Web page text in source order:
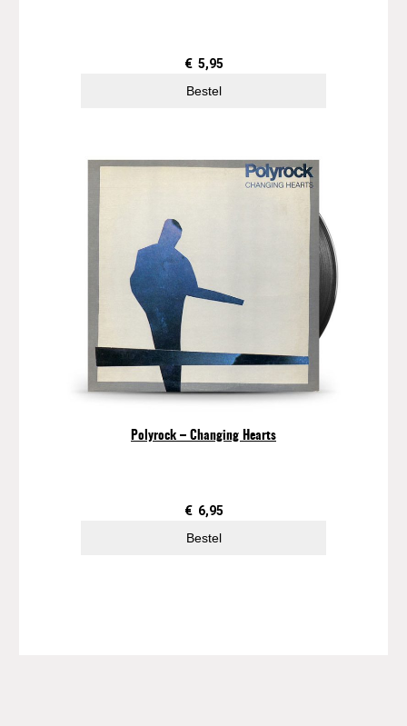
€ 5,95
Bestel
Polyrock – Changing Hearts
€ 6,95
Bestel